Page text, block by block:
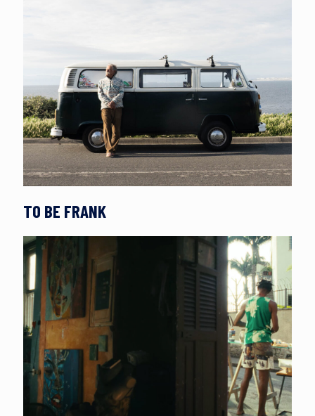
TO BE FRANK